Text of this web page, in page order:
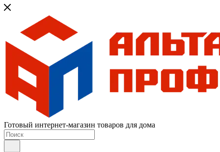
Готовый интернет-магазин товаров для дома